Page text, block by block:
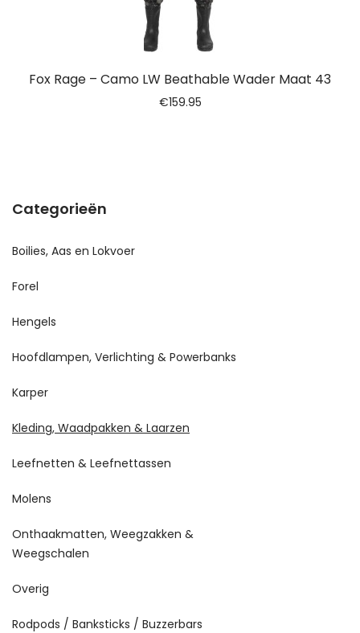
Fox Rage – Camo LW Beathable Wader Maat 43
€159.95
Categorieën
Boilies, Aas en Lokvoer
Forel
Hengels
Hoofdlampen, Verlichting & Powerbanks
Karper
Kleding, Waadpakken & Laarzen
Leefnetten & Leefnettassen
Molens
Onthaakmatten, Weegzakken &
Weegschalen
Overig
Rodpods / Banksticks / Buzzerbars